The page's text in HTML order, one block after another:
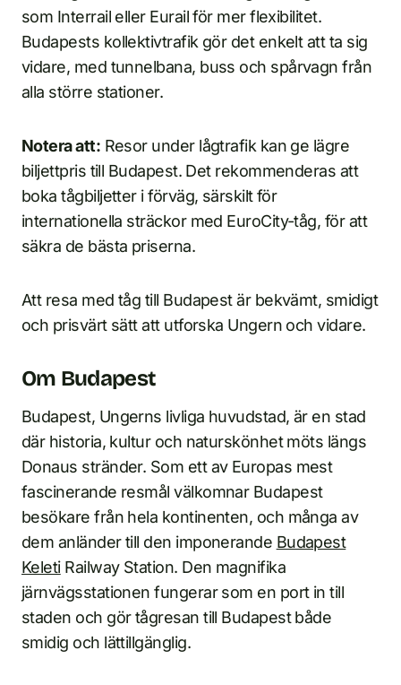
som Interrail eller Eurail för mer flexibilitet.
Budapests kollektivtrafik gör det enkelt att ta sig
vidare, med tunnelbana, buss och spårvagn från
alla större stationer.
Notera att: Resor under lågtrafik kan ge lägre
biljettpris till Budapest. Det rekommenderas att
boka tågbiljetter i förväg, särskilt för
internationella sträckor med EuroCity-tåg, för att
säkra de bästa priserna.
Att resa med tåg till Budapest är bekvämt, smidigt
och prisvärt sätt att utforska Ungern och vidare.
Om Budapest
Budapest, Ungerns livliga huvudstad, är en stad
där historia, kultur och naturskönhet möts längs
Donaus stränder. Som ett av Europas mest
fascinerande resmål välkomnar Budapest
besökare från hela kontinenten, och många av
dem anländer till den imponerande Budapest
KeletiRailway Station. Den magnifika
järnvägsstationen fungerar som en port in till
staden och gör tågresan till Budapest både
smidig och lättillgänglig.